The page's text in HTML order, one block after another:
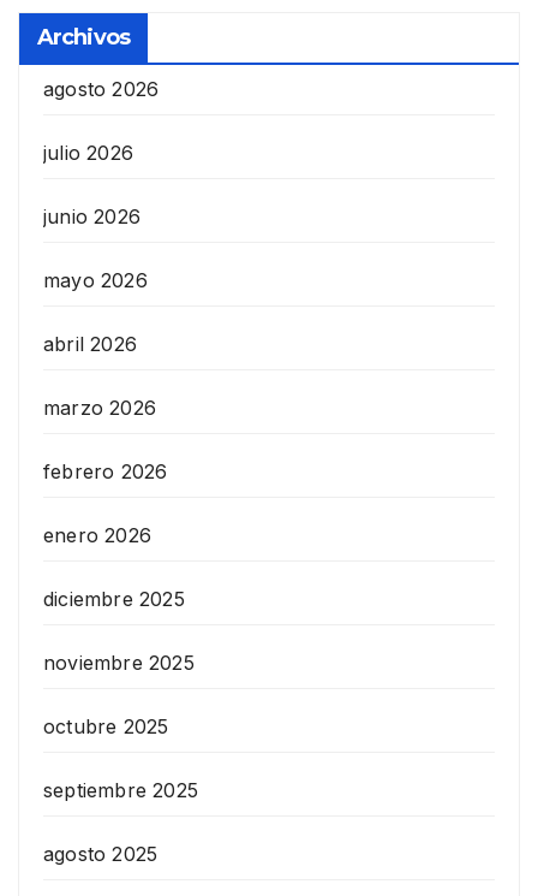
Archivos
agosto 2026
julio 2026
junio 2026
mayo 2026
abril 2026
marzo 2026
febrero 2026
enero 2026
diciembre 2025
noviembre 2025
octubre 2025
septiembre 2025
agosto 2025